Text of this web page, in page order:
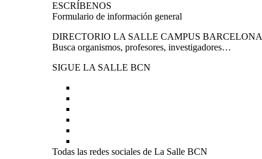
ESCRÍBENOS
Formulario de información general
DIRECTORIO LA SALLE CAMPUS BARCELONA
Busca organismos, profesores, investigadores…
SIGUE LA SALLE BCN
Todas las redes sociales de La Salle BCN